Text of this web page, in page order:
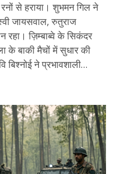
से हराया। शुभमन गिल ने
जायसवाल, रुतुराज
रहा। ज़िम्बाब्वे के सिकंदर
के बाकी मैचों में सुधार की
बिश्नोई ने प्रभावशाली